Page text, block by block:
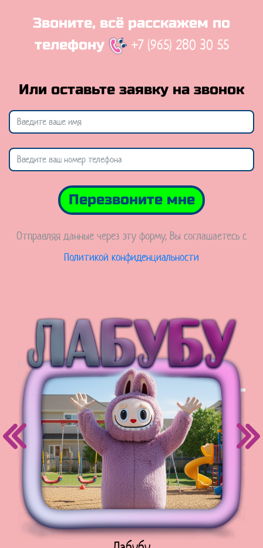
Звоните, всё расскажем по
телефону
+7 (965) 280 30 55
Или оставьте заявку на звонок
Перезвоните мне
Отправляя данные через эту форму, Вы соглашаетесь с
Политикой конфиденциальности